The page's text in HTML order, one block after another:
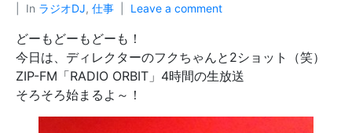
In ラジオDJ, 仕事 Leave a comment
どーもどーもどーも！
今日は、ディレクターのフクちゃんと2ショット（笑）
ZIP-FM「RADIO ORBIT」4時間の生放送
そろそろ始まるよ～！